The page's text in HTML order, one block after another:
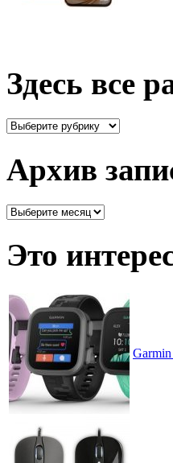
Здесь все
Здесь
Архив
Архив
месяцам
Это